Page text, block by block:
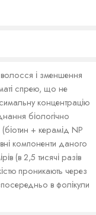
і зменшення
спрею, що не
концентрацію
біологічно
+ керамід NP
компоненти даного
(в 2,5 тисячі разів
проникають через
в фолікули